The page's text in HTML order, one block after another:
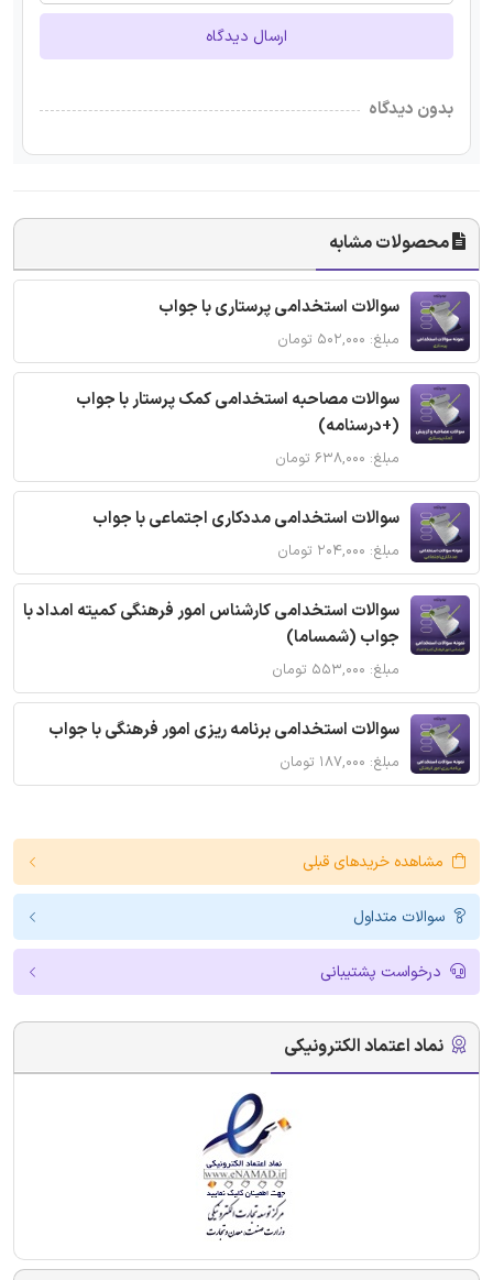
ارسال دیدگاه
بدون دیدگاه
محصولات مشابه
سوالات استخدامی پرستاری با جواب
مبلغ: ۵۰۲,۰۰۰ تومان
سوالات مصاحبه استخدامی کمک پرستار با جواب
(+درسنامه)
مبلغ: ۶۳۸,۰۰۰ تومان
سوالات استخدامی مددکاری اجتماعی با جواب
مبلغ: ۲۰۴,۰۰۰ تومان
سوالات استخدامی کارشناس امور فرهنگی کمیته امداد با
جواب (شمساما)
مبلغ: ۵۵۳,۰۰۰ تومان
سوالات استخدامی برنامه ریزی امور فرهنگی با جواب
مبلغ: ۱۸۷,۰۰۰ تومان
مشاهده خریدهای قبلی
سوالات متداول
درخواست پشتیبانی
نماد اعتماد الکترونیکی